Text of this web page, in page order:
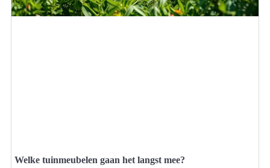
Welke tuinmeubelen gaan het langst mee?